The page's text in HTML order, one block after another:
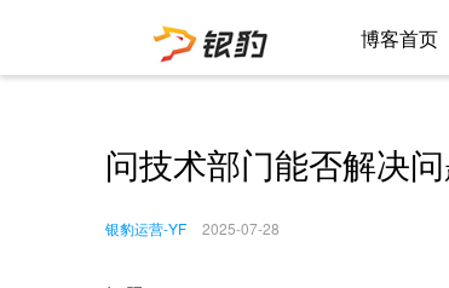
博客首页
问技术部门能否解决问
银豹运营-YF 2025-07-28